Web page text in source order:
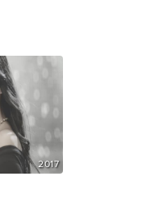
2017